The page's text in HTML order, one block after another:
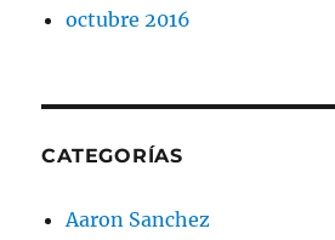
octubre 2016
CATEGORÍAS
Aaron Sanchez